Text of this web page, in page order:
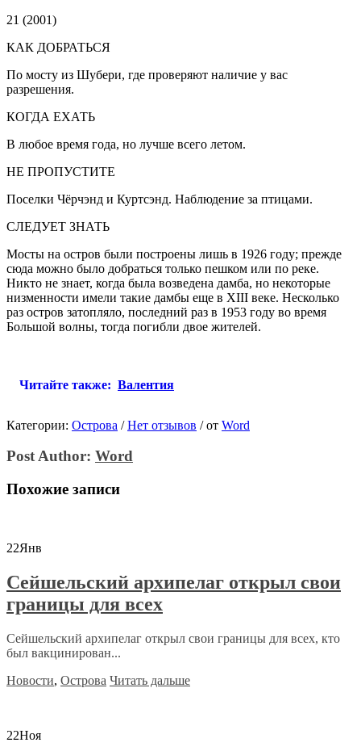
21 (2001)
КАК ДОБРАТЬСЯ
По мосту из Шубери, где проверяют наличие у вас
разрешения.
КОГДА ЕХАТЬ
В любое время года, но лучше всего летом.
НЕ ПРОПУСТИТЕ
Поселки Чёрчэнд и Куртсэнд. Наблюдение за птицами.
СЛЕДУЕТ ЗНАТЬ
Мосты на остров были построены лишь в 1926 году; прежде
сюда можно было добраться только пешком или по реке.
Никто не знает, когда была возведена дамба, но некоторые
низменности имели такие дамбы еще в XIII веке. Несколько
раз остров затопляло, последний раз в 1953 году во время
Большой волны, тогда погибли двое жителей.
Читайте также: Валентия
Категории: Острова / Нет отзывов /от Word
Post Author: Word
Похожие записи
22Янв
Сейшельский архипелаг открыл свои
границы для всех
Сейшельский архипелаг открыл свои границы для всех, кто
был вакцинирован...
Новости, Острова Читать дальше
22Ноя